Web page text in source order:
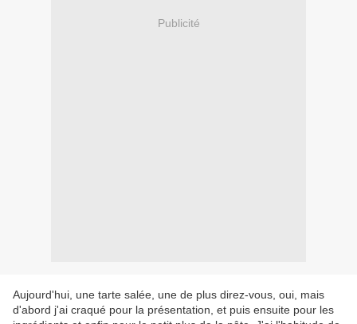
Publicité
Aujourd'hui, une tarte salée, une de plus direz-vous, oui, mais
d'abord j'ai craqué pour la présentation, et puis ensuite pour les